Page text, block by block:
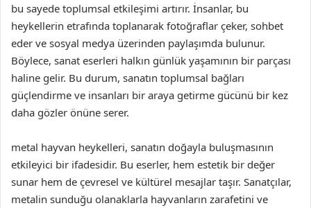
bu sayede toplumsal etkileşimi artırır. İnsanlar, bu
heykellerin etrafında toplanarak fotoğraflar çeker, sohbet
eder ve sosyal medya üzerinden paylaşımda bulunur.
Böylece, sanat eserleri halkın günlük yaşamının bir parçası
haline gelir. Bu durum, sanatın toplumsal bağları
güçlendirme ve insanları bir araya getirme gücünü bir kez
daha gözler önüne serer.
metal hayvan heykelleri, sanatın doğayla buluşmasının
etkileyici bir ifadesidir. Bu eserler, hem estetik bir değer
sunar hem de çevresel ve kültürel mesajlar taşır. Sanatçılar,
metalin sunduğu olanaklarla hayvanların zarafetini ve